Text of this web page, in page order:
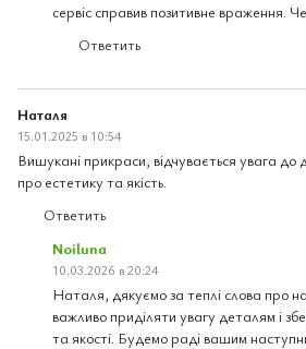
сервіс справив позитивне враження.
Ответить
Наталя
15.01.2025 в 10:54
Вишукані прикраси, відчувається увага
про естетику та якість.
Ответить
Noiluna
10.03.2026 в 20:24
Наталя, дякуємо за теплі слова про
важливо приділяти увагу деталям і
та якості. Будемо раді вашим